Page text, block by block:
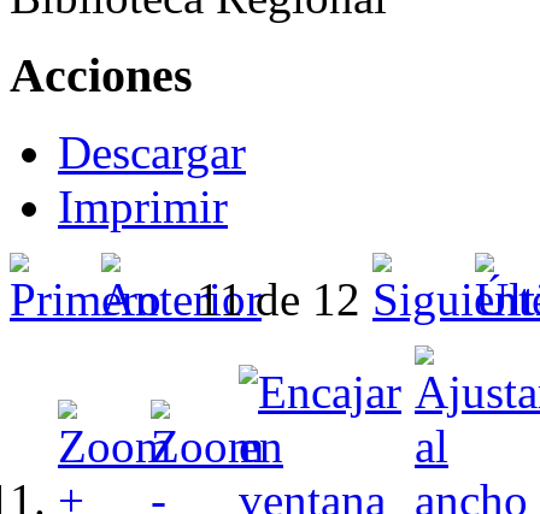
Acciones
Descargar
Imprimir
11 de 12